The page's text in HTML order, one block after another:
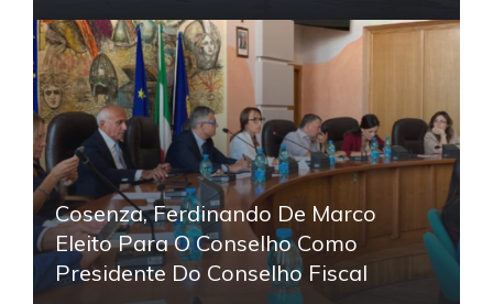
Cosenza, Ferdinando De Marco
Eleito Para O Conselho Como
Presidente Do Conselho Fiscal